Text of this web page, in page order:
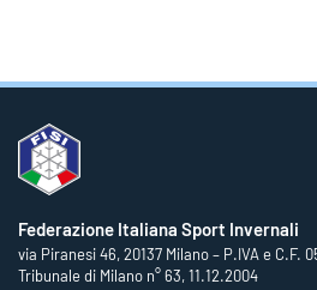
Federazione Italiana Sport Invernali
via Piranesi 46, 20137 Milano – P.IVA e C.F.
Tribunale di Milano n° 63, 11.12.2004